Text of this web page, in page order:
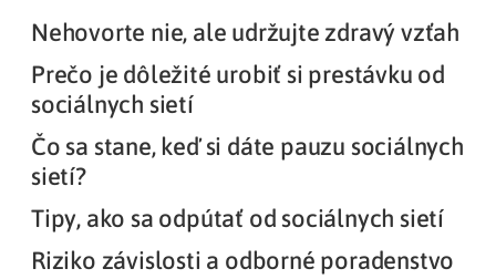
Nehovorte nie, ale udržujte zdravý vzťah
Prečo je dôležité urobiť si prestávku od
sociálnych sietí
Čo sa stane, keď si dáte pauzu sociálnych
sietí?
Tipy, ako sa odpútať od sociálnych sietí
Riziko závislosti a odborné poradenstvo